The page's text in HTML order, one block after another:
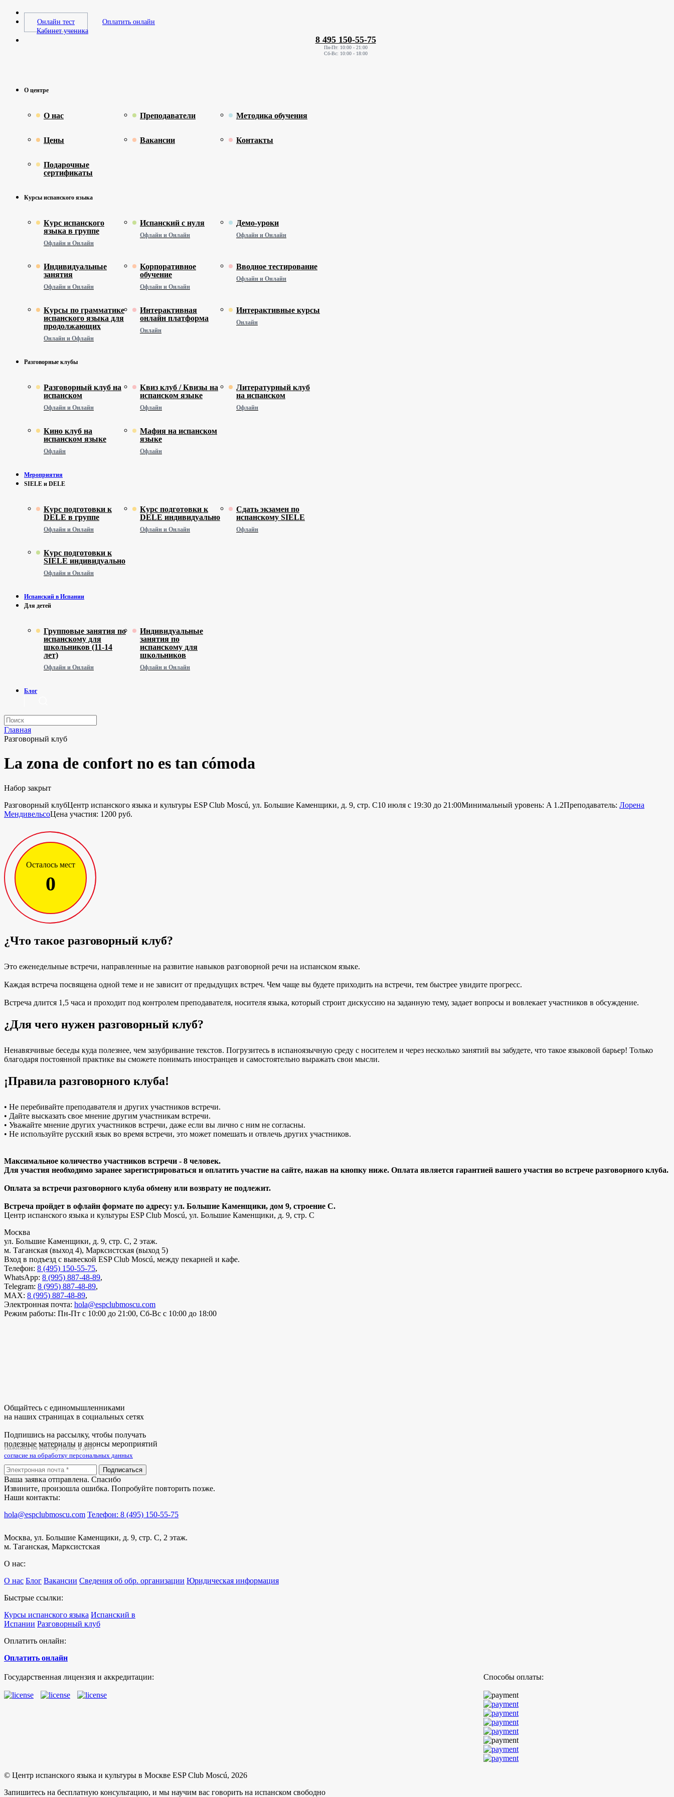
Онлайн тест
Оплатить онлайн
Кабинет ученика
8 495 150-55-75
Пн-Пт: 10:00 - 21:00
Сб-Вс: 10:00 - 18:00
О центре
О нас Преподаватели Методика обучения
Цены Вакансии Контакты
Подарочные
сертификаты
Курсы испанского языка
Курс испанского
языка в группе
Офлайн и Онлайн
Испанский с нуля
Офлайн и Онлайн
Демо-уроки
Офлайн и Онлайн
Индивидуальные
занятия
Офлайн и Онлайн
Корпоративное
обучение
Офлайн и Онлайн
Вводное тестирование
Офлайн и Онлайн
Курсы по грамматике
испанского языка для
продолжающих
Онлайн и Офлайн
Интерактивная
онлайн платформа
Онлайн
Интерактивные курсы
Онлайн
Разговорные клубы
Разговорный клуб на
испанском
Офлайн и Онлайн
Квиз клуб / Квизы на
испанском языке
Офлайн
Литературный клуб
на испанском
Офлайн
Кино клуб на
испанском языке
Офлайн
Мафия на испанском
языке
Офлайн
Мероприятия
SIELE и DELE
Курс подготовки к
DELE в группе
Офлайн и Онлайн
Курс подготовки к
DELE индивидуально
Офлайн и Онлайн
Сдать экзамен по
испанскому SIELE
Офлайн
Курс подготовки к
SIELE индивидуально
Офлайн и Онлайн
Испанский в Испании
Для детей
Групповые занятия по
испанскому для
школьников (11-14
лет)
Офлайн и Онлайн
Индивидуальные
занятия по
испанскому для
школьников
Офлайн и Онлайн
Блог
Главная
Разговорный клуб
La zona de confort no es tan cómoda
Набор закрыт
Разговорный клубЦентр испанского языка и культуры ESP Club Moscú, ул. Большие Каменщики, д. 9, стр. С10 июля с 19:30 до 21:00Минимальный уровень: A 1.2Преподаватель: Лорена
МендивельсоЦена участия: 1200 руб.
Осталось мест
0
¿Что такое разговорный клуб?
Это еженедельные встречи, направленные на развитие навыков разговорной речи на испанском языке.
Каждая встреча посвящена одной теме и не зависит от предыдущих встреч. Чем чаще вы будете приходить на встречи, тем быстрее увидите прогресс.
Встреча длится 1,5 часа и проходит под контролем преподавателя, носителя языка, который строит дискуссию на заданную тему, задает вопросы и вовлекает участников в обсуждение.
¿Для чего нужен разговорный клуб?
Ненавязчивые беседы куда полезнее, чем зазубривание текстов. Погрузитесь в испаноязычную среду с носителем и через несколько занятий вы забудете, что такое языковой барьер! Только
благодаря постоянной практике вы сможете понимать иностранцев и самостоятельно выражать свои мысли.
¡Правила разговорного клуба!
• Не перебивайте преподавателя и других участников встречи.
• Дайте высказать свое мнение другим участникам встречи.
• Уважайте мнение других участников встречи, даже если вы лично с ним не согласны.
• Не используйте русский язык во время встречи, это может помешать и отвлечь других участников.
Максимальное количество участников встречи - 8 человек.
Для участия необходимо заранее зарегистрироваться и оплатить участие на сайте, нажав на кнопку ниже. Оплата является гарантией вашего участия во встрече разговорного клуба.
Оплата за встречи разговорного клуба обмену или возврату не подлежит.
Встреча пройдет в офлайн формате по адресу: ул. Большие Каменщики, дом 9, строение С.
Центр испанского языка и культуры ESP Club Moscú, ул. Большие Каменщики, д. 9, стр. С
Москва
ул. Большие Каменщики, д. 9, стр. С, 2 этаж.
м. Таганская (выход 4), Марксистская (выход 5)
Вход в подъезд с вывеской ESP Club Moscú, между пекарней и кафе.
Телефон: 8 (495) 150-55-75,
WhatsApp: 8 (995) 887-48-89,
Telegram: 8 (995) 887-48-89,
MAX: 8 (995) 887-48-89,
Электронная почта: hola@espclubmoscu.com
Режим работы: Пн-Пт с 10:00 до 21:00, Сб-Вс с 10:00 до 18:00
Общайтесь с единомышленниками
на наших страницах в социальных сетях
Подпишись на рассылку, чтобы получать
полезные материалы и анонсы мероприятий
Нажимая на кнопку ниже, я даю
согласие на обработку персональных данных
Подписаться
Ваша заявка отправлена. Спасибо
Извините, произошла ошибка. Попробуйте повторить позже.
Наши контакты:
hola@espclubmoscu.com Телефон: 8 (495) 150-55-75
Москва, ул. Большие Каменщики, д. 9, стр. С, 2 этаж.
м. Таганская, Марксистская
О нас:
О нас Блог Вакансии Сведения об обр. организации Юридическая информация
Быстрые ссылки:
Курсы испанского языка Испанский в
Испании Разговорный клуб
Оплатить онлайн:
Оплатить онлайн
Государственная лицензия и аккредитации: Способы оплаты:
© Центр испанского языка и культуры в Москве ESP Club Moscú, 2026
Запишитесь на бесплатную консультацию, и мы научим вас говорить на испанском свободно